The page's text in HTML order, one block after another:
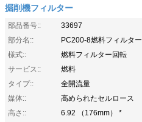
掘削機フィルター
部品番号::
33697
部分名::
PC200-8燃料フィルター
様式::
燃料フィルター回転
サービス::
燃料
タイプ::
全開流量
媒体::
高められたセルロース
高さ::
6.92 （176mm） *